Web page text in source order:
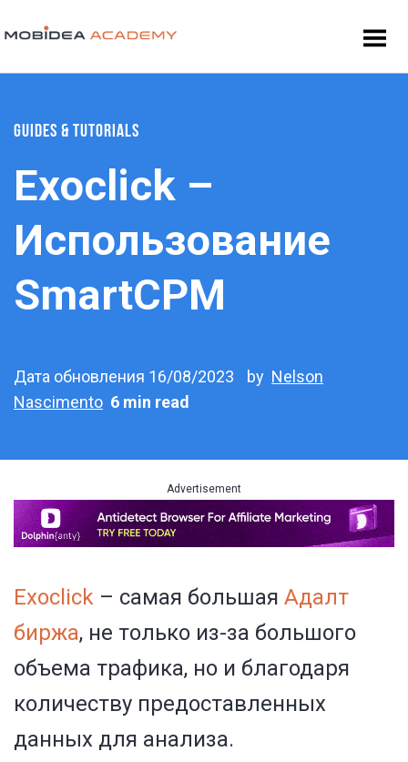
GUIDES & TUTORIALS
Exoclick –
Использование
SmartCPM
Дата обновления 16/08/2023 by Nelson
Nascimento 6 min read
Advertisement
Exoclick – самая большая Адалт
биржа, не только из-за большого
объема трафика, но и благодаря
количеству предоставленных
данных для анализа.